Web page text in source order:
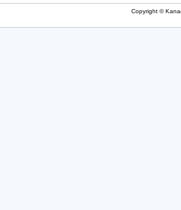
Copyright ©